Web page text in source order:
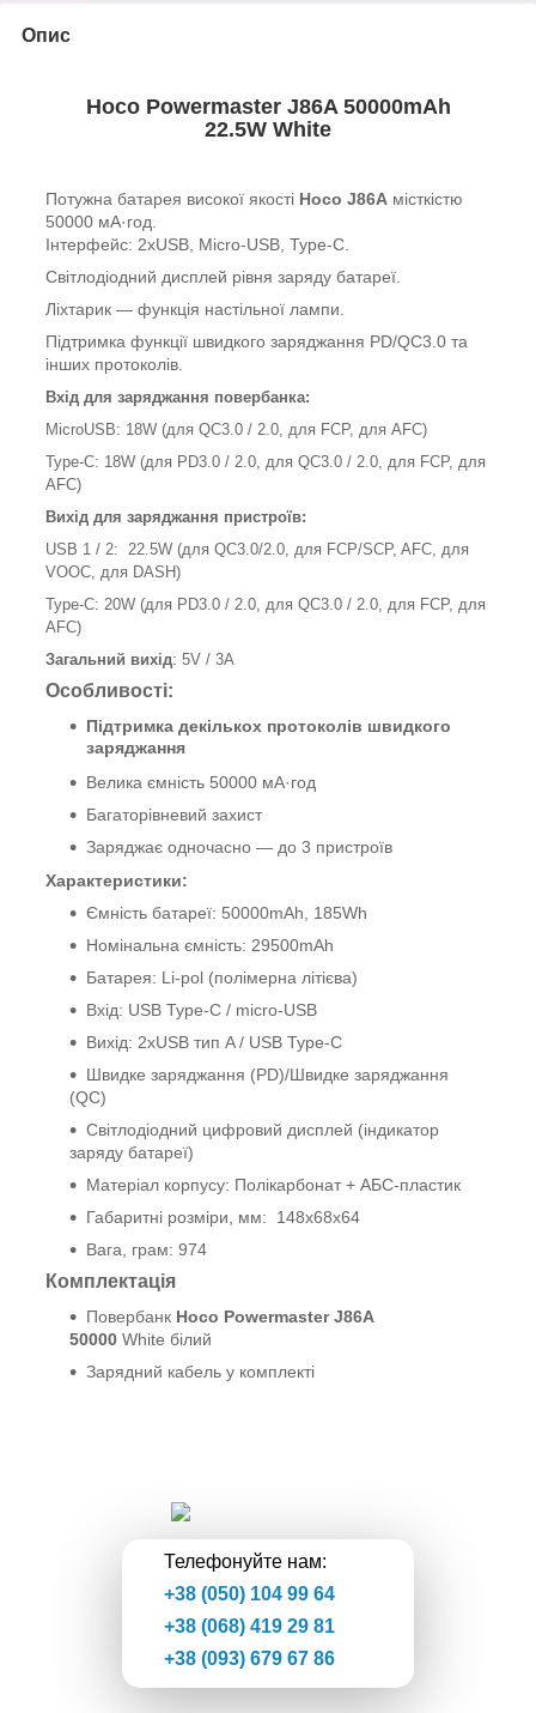
Опис
Hoco Powermaster J86A 50000mAh
22.5W White
Потужна батарея високої якості Hoco J86A місткістю
50000 мА·год.
Інтерфейс: 2xUSB, Micro-USB, Type-C.
Світлодіодний дисплей рівня заряду батареї.
Ліхтарик — функція настільної лампи.
Підтримка функції швидкого заряджання PD/QC3.0 та
інших протоколів.
Вхід для заряджання повербанка:
MicroUSB: 18W (для QC3.0 / 2.0, для FCP, для AFC)
Type-C: 18W (для PD3.0 / 2.0, для QC3.0 / 2.0, для FCP, для
AFC)
Вихід для заряджання пристроїв:
USB 1 / 2: 22.5W (для QC3.0/2.0, для FCP/SCP, AFC, для
VOOC, для DASH)
Type-C: 20W (для PD3.0 / 2.0, для QC3.0 / 2.0, для FCP, для
AFC)
Загальний вихід: 5V / 3A
Особливості:
Підтримка декількох протоколів швидкого
заряджання
Велика ємність 50000 мА·год
Багаторівневий захист
Заряджає одночасно — до 3 пристроїв
Характеристики:
Ємність батареї: 50000mAh, 185Wh
Номінальна ємність: 29500mAh
Батарея: Li-pol (полімерна літієва)
Вхід: USB Type-C / micro-USB
Вихід: 2xUSB тип A / USB Type-C
Швидке заряджання (PD)/Швидке заряджання
(QC)
Світлодіодний цифровий дисплей (індикатор
заряду батареї)
Матеріал корпусу: Полікарбонат + АБС-пластик
Габаритні розміри, мм: 148x68x64
Вага, грам: 974
Комплектація
Повербанк Hoco Powermaster J86A
50000 White білий
Зарядний кабель у комплекті
Телефонуйте нам:
+38 (050) 104 99 64
+38 (068) 419 29 81
+38 (093) 679 67 86